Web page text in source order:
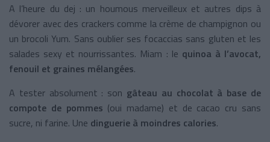
A l’heure du dej : un houmous merveilleux et autres dips à
dévorer avec des crackers comme la crème de champignon ou
un brocoli Yum. Sans oublier ses focaccias sans gluten et les
salades sexy et nourrissantes. Miam : le quinoa à l’avocat,
fenouil et graines mélangées.
A tester absolument : son gâteau au chocolat à base de
compote de pommes (oui madame) et de cacao cru sans
sucre, ni farine. Une dinguerie à moindres calories.